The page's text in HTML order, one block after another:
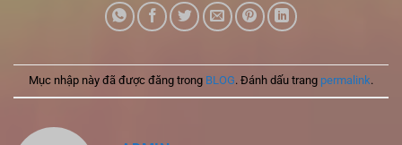
Mục nhập này đã được đăng trong BLOG. Đánh dấu trang permalink.